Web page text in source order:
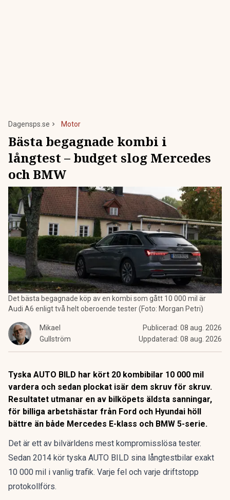
Dagensps.se Motor
Bästa begagnade kombi i
långtest – budget slog Mercedes
och BMW
Det bästa begagnade köp av en kombi som gått 10 000 mil är
Audi A6 enligt två helt oberoende tester (Foto: Morgan Petri)
Mikael
Gullström
Publicerad: 08 aug. 2026
Uppdaterad: 08 aug. 2026
Tyska AUTO BILD har kört 20 kombibilar 10 000 mil
vardera och sedan plockat isär dem skruv för skruv.
Resultatet utmanar en av bilköpets äldsta sanningar,
för billiga arbetshästar från Ford och Hyundai höll
bättre än både Mercedes E-klass och BMW 5-serie.
Det är ett av bilvärldens mest kompromisslösa tester.
Sedan 2014 kör tyska AUTO BILD sina långtestbilar exakt
10 000 mil i vanlig trafik. Varje fel och varje driftstopp
protokollförs.